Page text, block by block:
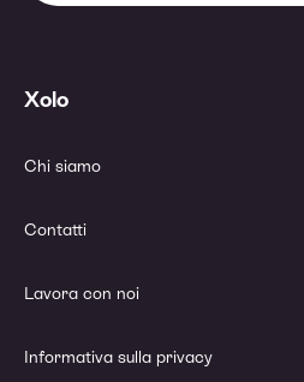
Xolo
Chi siamo
Contatti
Lavora con noi
Informativa sulla privacy